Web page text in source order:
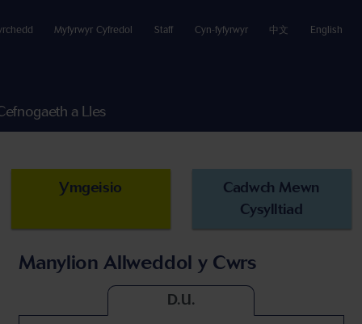
Myfyrwyr Cyfredol Staff Cyn-fyfyrwyr 中文 English
a Lles
Ymgeisio
Cadwch Mewn
Cysylltiad
Manylion Allweddol y Cwrs
D.U.